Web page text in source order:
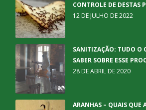
CONTROLE DE DESTAS
12 DE JULHO DE 2022
SANITIZAÇÃO: TUDO O
SABER SOBRE ESSE
28 DE ABRIL DE 2020
ARANHAS – QUAIS QUE